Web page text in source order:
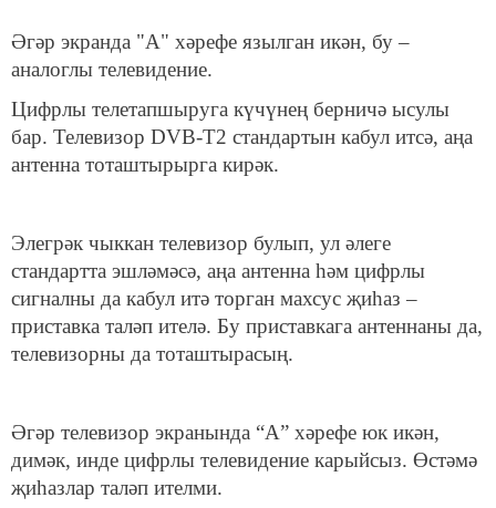
Әгәр экранда "А" хәрефе язылган икән, бу –
аналоглы телевидение.
Цифрлы телетапшыруга күчүнең берничә ысулы
бар. Телевизор DVB-T2 стандартын кабул итсә, аңа
антенна тоташтырырга кирәк.
Элегрәк чыккан телевизор булып, ул әлеге
стандартта эшләмәсә, аңа антенна һәм цифрлы
сигналны да кабул итә торган махсус җиһаз –
приставка таләп ителә. Бу приставкага антеннаны да,
телевизорны да тоташтырасың.
Әгәр телевизор экранында “А” хәрефе юк икән,
димәк, инде цифрлы телевидение карыйсыз. Өстәмә
җиһазлар таләп ителми.